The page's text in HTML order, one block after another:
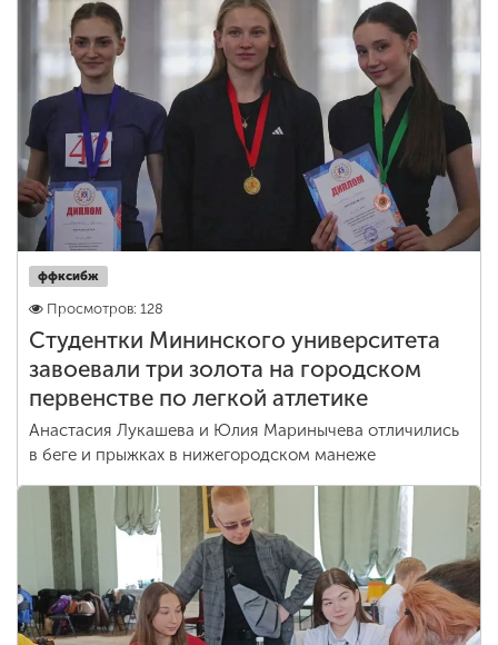
ффксибж
Просмотров: 128
Студентки Мининского университета
завоевали три золота на городском
первенстве по легкой атлетике
Анастасия Лукашева и Юлия Маринычева отличились
в беге и прыжках в нижегородском манеже